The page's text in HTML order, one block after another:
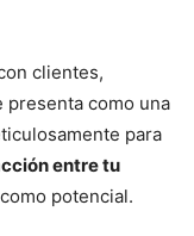
clientes,
presenta como una
para
entre tu
potencial.